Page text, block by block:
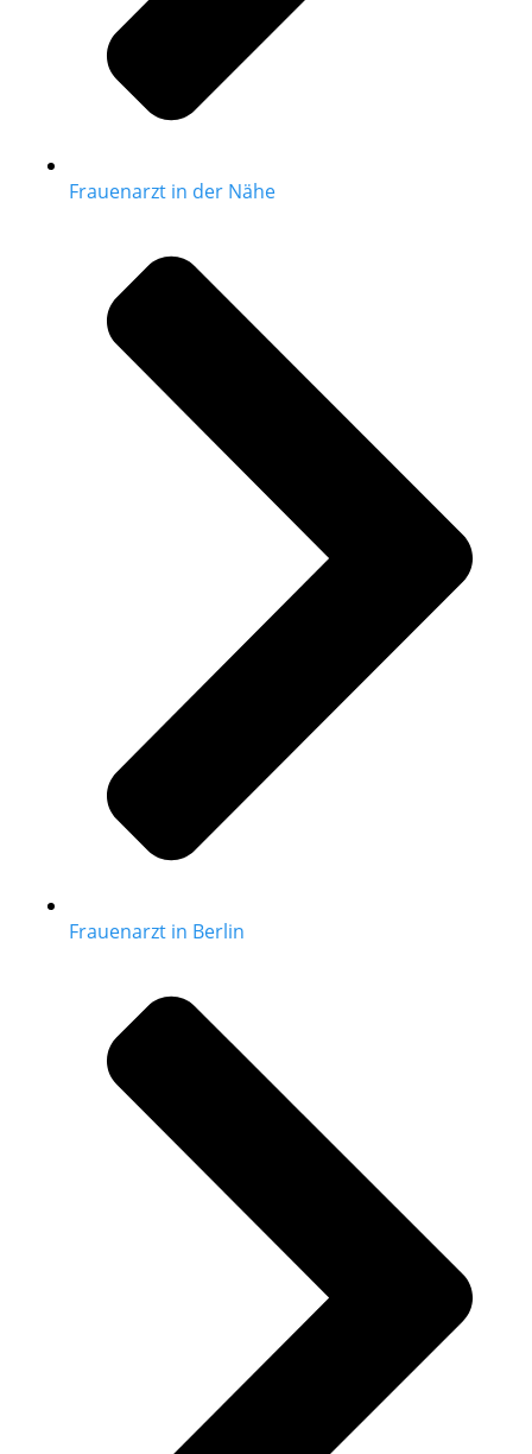
Frauenarzt in der Nähe
Frauenarzt in Berlin